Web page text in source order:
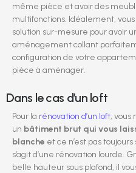
même pièce et avoir des
multifonctions. Idéalement,
solution sur-mesure pour avoir
aménagement collant
configuration de votre
pièce à aménager.
Dans le cas d’un loft
Pour la rénovation d’un loft, vous
un bâtiment brut qui vous
blanche et ce n’est pas
s’agit d’une rénovation lourde.
belle hauteur sous plafond, il